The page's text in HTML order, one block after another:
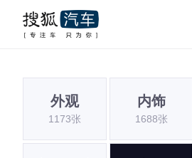
外观
1173张
内饰
1688张